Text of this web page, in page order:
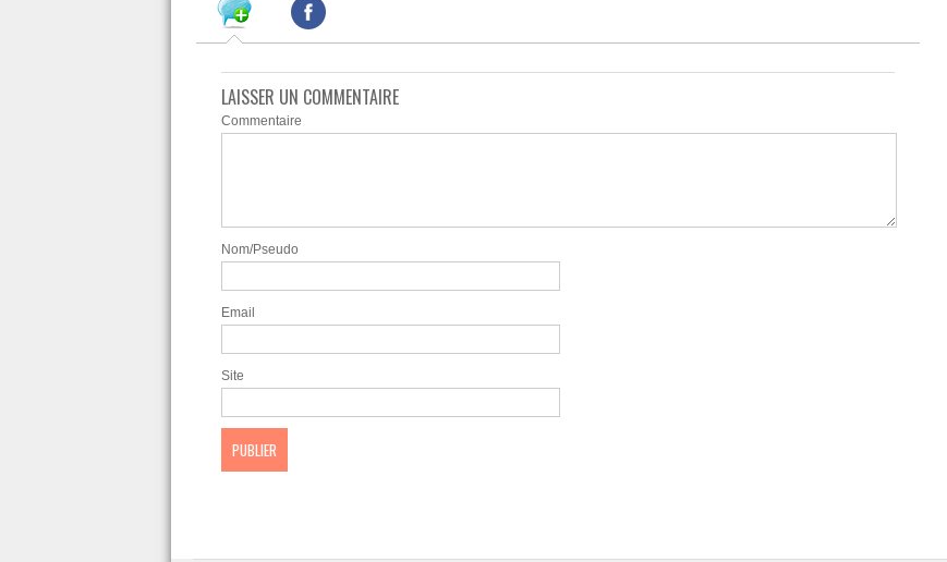
LAISSER UN COMMENTAIRE
Commentaire
Nom/Pseudo
Email
Site